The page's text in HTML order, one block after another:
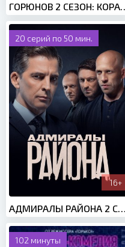
ГОРЮНОВ 2
20 серий по 50 мин.
16+
102 минуты